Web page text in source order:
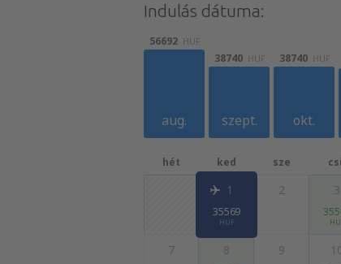
Indulás dátuma:
aug.
56692 HUF
szept.
38740 HUF
okt.
38740 HUF
hét ked sze
1
35569
HUF
2 3
7 8 9